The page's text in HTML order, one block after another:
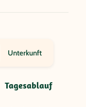
Unterkunft
Tagesablauf